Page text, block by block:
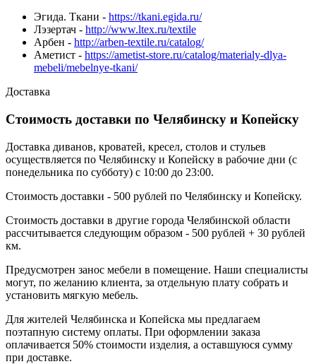
Эгида. Ткани - https://tkani.egida.ru/
Лэзертач - http://www.ltex.ru/textile
Арбен - http://arben-textile.ru/catalog/
Аметист - https://ametist-store.ru/catalog/materialy-dlya-
mebeli/mebelnye-tkani/
Доставка
Стоимость доставки по Челябинску и Копейску
Доставка диванов, кроватей, кресел, столов и стульев
осуществляется по Челябинску и Копейску в рабочие дни (с
понедельника по субботу) с 10:00 до 23:00.
Стоимость доставки - 500 рублей по Челябинску и Копейску.
Стоимость доставки в другие города Челябинской области
рассчитывается следующим образом - 500 рублей + 30 рублей
км.
Предусмотрен занос мебели в помещение. Наши специалисты
могут, по желанию клиента, за отдельную плату собрать и
установить мягкую мебель.
Для жителей Челябинска и Копейска мы предлагаем
поэтапную систему оплаты. При оформлении заказа
оплачивается 50% стоимости изделия, а оставшуюся сумму
при доставке.